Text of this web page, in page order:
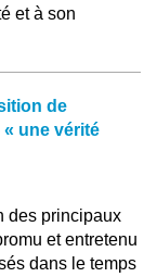
et à son
de
« une vérité
des principaux
et entretenu
dans le temps